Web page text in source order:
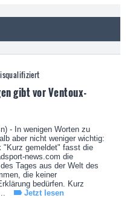
gibt vor Ventoux-
- In wenigen Worten zu
aber nicht weniger wichtig:
"Kurz gemeldet" fasst die
news.com die
Tages aus der Welt des
die keiner
bedürfen. Kurz
Jetzt lesen